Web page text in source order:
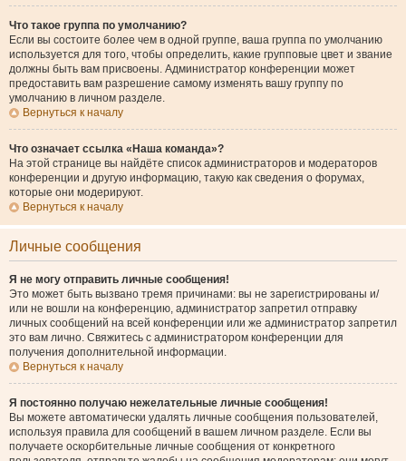
Что такое группа по умолчанию?
Если вы состоите более чем в одной группе, ваша группа по умолчанию
используется для того, чтобы определить, какие групповые цвет и звание
должны быть вам присвоены. Администратор конференции может
предоставить вам разрешение самому изменять вашу группу по
умолчанию в личном разделе.
Вернуться к началу
Что означает ссылка «Наша команда»?
На этой странице вы найдёте список администраторов и модераторов
конференции и другую информацию, такую как сведения о форумах,
которые они модерируют.
Вернуться к началу
Личные сообщения
Я не могу отправить личные сообщения!
Это может быть вызвано тремя причинами: вы не зарегистрированы и/
или не вошли на конференцию, администратор запретил отправку
личных сообщений на всей конференции или же администратор запретил
это вам лично. Свяжитесь с администратором конференции для
получения дополнительной информации.
Вернуться к началу
Я постоянно получаю нежелательные личные сообщения!
Вы можете автоматически удалять личные сообщения пользователей,
используя правила для сообщений в вашем личном разделе. Если вы
получаете оскорбительные личные сообщения от конкретного